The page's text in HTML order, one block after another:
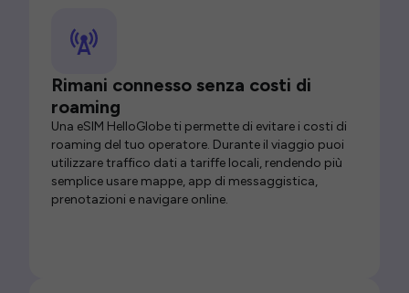
Rimani connesso senza costi di
roaming
Una eSIM HelloGlobe ti permette di evitare i costi di
roaming del tuo operatore. Durante il viaggio puoi
utilizzare traffico dati a tariffe locali, rendendo più
semplice usare mappe, app di messaggistica,
prenotazioni e navigare online.